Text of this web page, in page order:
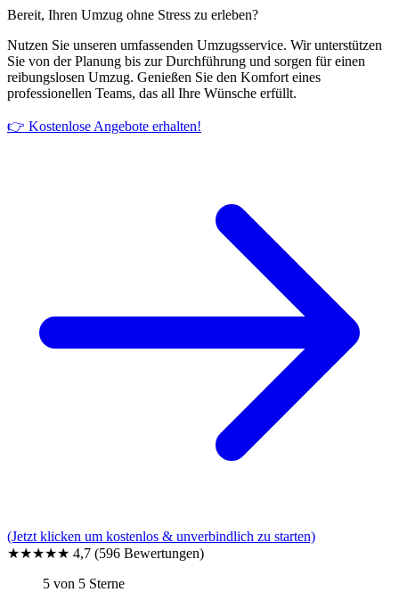
Bereit, Ihren Umzug ohne Stress zu erleben?
Nutzen Sie unseren umfassenden Umzugsservice. Wir unterstützen
Sie von der Planung bis zur Durchführung und sorgen für einen
reibungslosen Umzug. Genießen Sie den Komfort eines
professionellen Teams, das all Ihre Wünsche erfüllt.
👉 Kostenlose Angebote erhalten!
(Jetzt klicken um kostenlos & unverbindlich zu starten)
★★★★★ 4,7 (596 Bewertungen)
5 von 5 Sterne